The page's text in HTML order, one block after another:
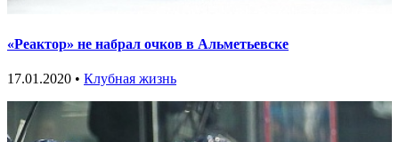
«Реактор» не набрал очков в Альметьевске
17.01.2020 • Клубная жизнь